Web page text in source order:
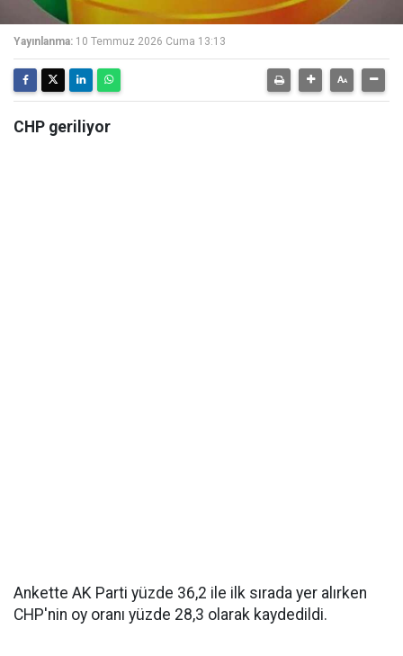
Yayınlanma: 10 Temmuz 2026 Cuma 13:13
CHP geriliyor
Ankette AK Parti yüzde 36,2 ile ilk sırada yer alırken
CHP'nin oy oranı yüzde 28,3 olarak kaydedildi.